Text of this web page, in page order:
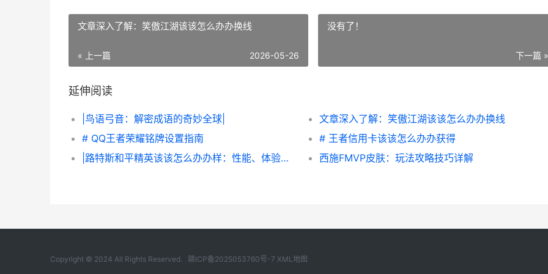
文章深入了解：笑傲江湖该该怎么办办换线
« 上一篇 2026-05-26
没有了！
下一篇 »
延伸阅读
|鸟语弓音：解密成语的奇妙全球|
文章深入了解：笑傲江湖该该怎么办办换线
# QQ王者荣耀铭牌设置指南
# 王者信用卡该该怎么办办获得
|路特斯和平精英该该怎么办办样：性能、体验及玩法解析|
西施FMVP皮肤：玩法攻略技巧详解
Copyright © 2024 All Rights Reserved. 赣ICP备2025053760号-7 XML地图